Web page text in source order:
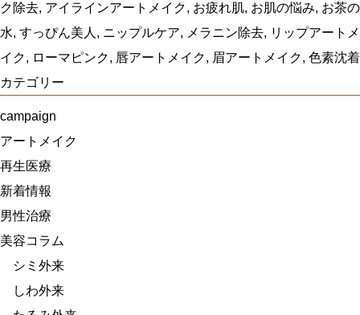
ク除去, アイラインアートメイク, お疲れ肌, お肌の悩み, お茶の
水, すっぴん美人 , ニップルケア, メラニン除去, リップアートメ
イク, ローマピンク, 唇アートメイク, 眉アートメイク, 色素沈着
カテゴリー
campaign
アートメイク
再生医療
新着情報
男性治療
美容コラム
シミ外来
しわ外来